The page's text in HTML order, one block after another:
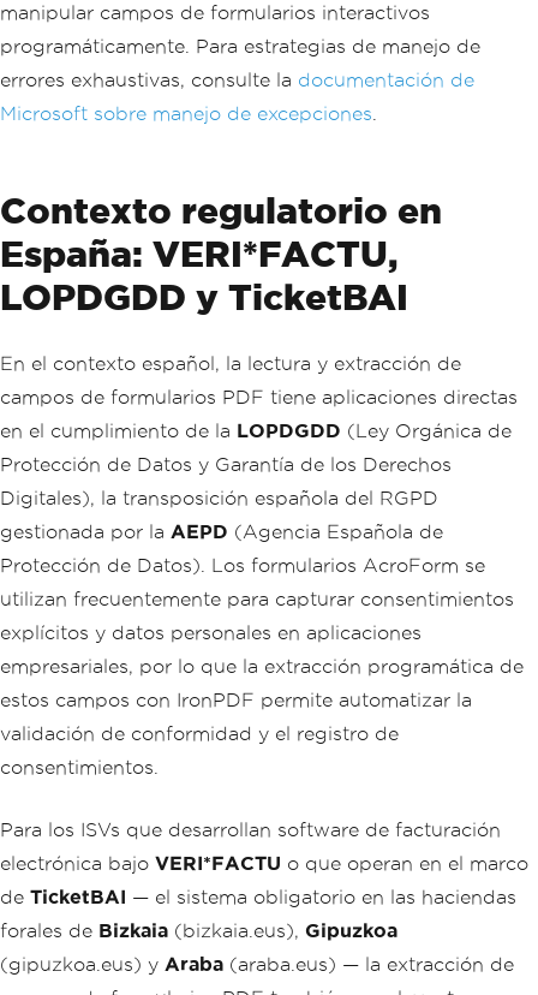
manipular campos de formularios interactivos
programáticamente. Para estrategias de manejo de
errores exhaustivas, consulte la documentación de
Microsoft sobre manejo de excepciones
Contexto regulatorio en
España: VERI*FACTU,
LOPDGDD y TicketBAI
En el contexto español, la lectura y extracción de
campos de formularios PDF tiene aplicaciones directas
en el cumplimiento de la LOPDGDD (Ley Orgánica de
Protección de Datos y Garantía de los Derechos
Digitales), la transposición española del RGPD
gestionada por la AEPD (Agencia Española de
Protección de Datos). Los formularios AcroForm se
utilizan frecuentemente para capturar consentimientos
explícitos y datos personales en aplicaciones
empresariales, por lo que la extracción programática de
estos campos con IronPDF permite automatizar la
validación de conformidad y el registro de
consentimientos.
Para los ISVs que desarrollan software de facturación
electrónica bajo VERI*FACTU o que operan en el marco
de TicketBAI — el sistema obligatorio en las haciendas
forales de Bizkaia (bizkaia.eus), Gipuzkoa
(gipuzkoa.eus) y Araba (araba.eus) — la extracción de